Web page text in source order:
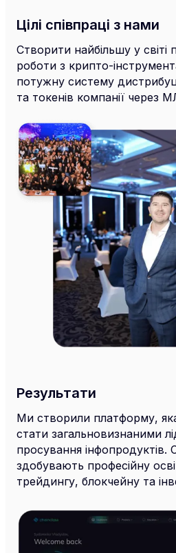
Цілі співпраці з нами
Створити найбільшу у
роботи з крипто-
потужну систему
та токенів компанії через
Результати
Ми створили платформу,
стати загальновизнаними
просування інфопродуктів.
здобувають професійну
трейдингу, блокчейну та